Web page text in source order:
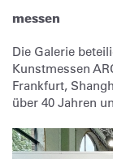
messen
Die Galerie
Kunstmessen
Frankfurt,
über 40 Jahren